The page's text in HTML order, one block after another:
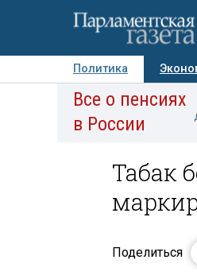
Политика
Авторы Персоны
Все о пенсиях
в России
Табак
Поделиться